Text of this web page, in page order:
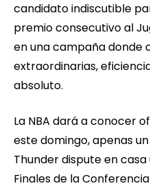
candidato indiscutible
premio consecutivo al
en una campaña donde
extraordinarias,
absoluto.
La NBA dará a conocer
este domingo, apenas
Thunder dispute en
Finales de la